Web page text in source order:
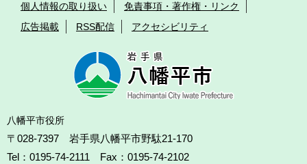
個人情報の取り扱い
免責事項・著作権・リンク
広告掲載
RSS配信 アクセシビリティ
八幡平市役所
〒028-7397 岩手県八幡平市野駄21-170
Tel：0195-74-2111 Fax：0195-74-2102